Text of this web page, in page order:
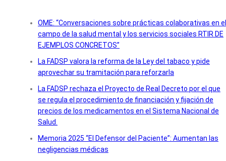
OME: “Conversaciones sobre prácticas colaborativas en el
campo de la salud mental y los servicios sociales RTIR DE
EJEMPLOS CONCRETOS”
La FADSP valora la reforma de la Ley del tabaco y pide
aprovechar su tramitación para reforzarla
La FADSP rechaza el Proyecto de Real Decreto por el que
se regula el procedimiento de financiación y fijación de
precios de los medicamentos en el Sistema Nacional de
Salud.
Memoria 2025 “El Defensor del Paciente”: Aumentan las
negligencias médicas